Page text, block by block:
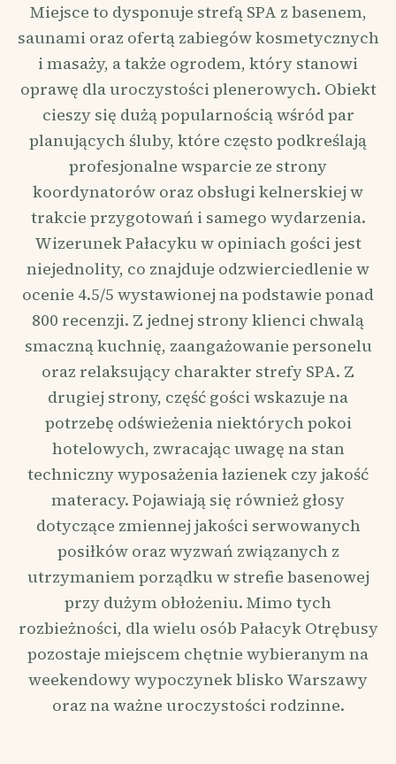
Miejsce to dysponuje strefą SPA z basenem,
saunami oraz ofertą zabiegów kosmetycznych
i masaży, a także ogrodem, który stanowi
oprawę dla uroczystości plenerowych. Obiekt
cieszy się dużą popularnością wśród par
planujących śluby, które często podkreślają
profesjonalne wsparcie ze strony
koordynatorów oraz obsługi kelnerskiej w
trakcie przygotowań i samego wydarzenia.
Wizerunek Pałacyku w opiniach gości jest
niejednolity, co znajduje odzwierciedlenie w
ocenie 4.5/5 wystawionej na podstawie ponad
800 recenzji. Z jednej strony klienci chwalą
smaczną kuchnię, zaangażowanie personelu
oraz relaksujący charakter strefy SPA. Z
drugiej strony, część gości wskazuje na
potrzebę odświeżenia niektórych pokoi
hotelowych, zwracając uwagę na stan
techniczny wyposażenia łazienek czy jakość
materacy. Pojawiają się również głosy
dotyczące zmiennej jakości serwowanych
posiłków oraz wyzwań związanych z
utrzymaniem porządku w strefie basenowej
przy dużym obłożeniu. Mimo tych
rozbieżności, dla wielu osób Pałacyk Otrębusy
pozostaje miejscem chętnie wybieranym na
weekendowy wypoczynek blisko Warszawy
oraz na ważne uroczystości rodzinne.